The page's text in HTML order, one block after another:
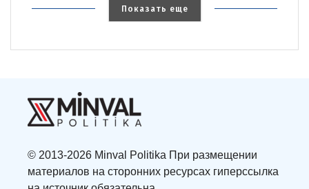
Показать еще
© 2013-2026 Minval Politika При размещении
материалов на сторонних ресурсах гиперссылка